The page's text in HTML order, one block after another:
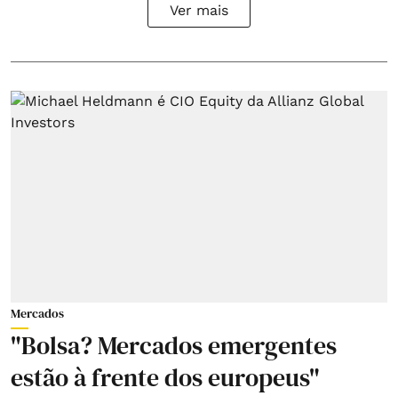
Ver mais
Mercados
"Bolsa? Mercados emergentes
estão à frente dos europeus"